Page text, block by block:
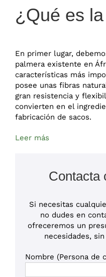
¿Qué es
En primer lugar,
palmera existente en
características más
posee unas fibras
gran resistencia y
convierten en el
fabricación de sacos.
Leer más
Contacta
Si necesitas
no dudes en
ofreceremos un
necesidades,
Nombre (Persona de